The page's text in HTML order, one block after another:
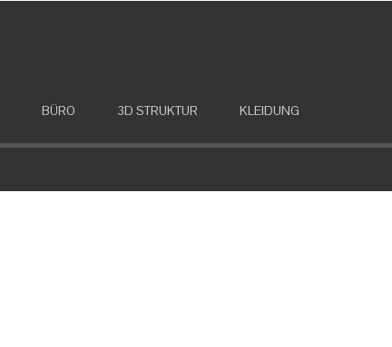
BÜRO 3D STRUKTUR KLEIDUNG